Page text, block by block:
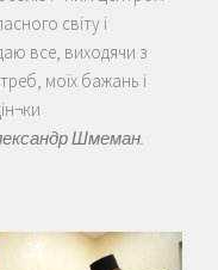
світу і
все, виходячи з
моїх бажань і
Шмеман.